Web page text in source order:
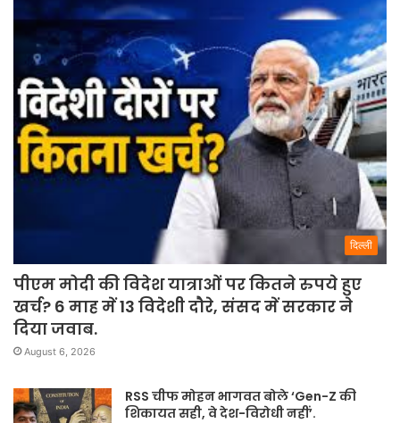
दिल्ली
पीएम मोदी की विदेश यात्राओं पर कितने रुपये हुए
खर्च? 6 माह में 13 विदेशी दौरे, संसद में सरकार ने
दिया जवाब.
August 6, 2026
RSS चीफ मोहन भागवत बोले ‘Gen-Z की
शिकायत सही, वे देश-विरोधी नहीं’.